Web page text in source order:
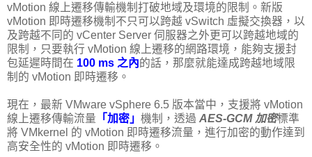
vMotion 線上遷移傳輸機制打破地域及環境的限制。新版
vMotion 即時遷移機制不只可以跨越 vSwitch 虛擬交換器，以
及跨越不同的 vCenter Server 伺服器之外更可以跨越地域的
限制，只要執行 vMotion 線上遷移的網路環境，能夠支援封
包延遲時間在 100 ms 之內的話，那麼就能達成跨越地域限
制的 vMotion 即時遷移。
現在，最新 VMware vSphere 6.5 版本當中，支援將 vMotion
線上遷移傳輸流量 「加密」 機制，透過 AES-GCM 加密標準
將 VMkernel 的 vMotion 即時遷移流量，進行加密的動作達到
高安全性的 vMotion 即時遷移。